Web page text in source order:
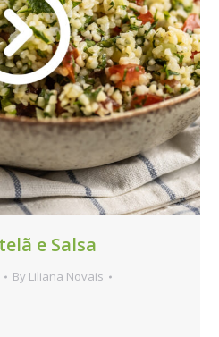
e Salsa
By Liliana Novais